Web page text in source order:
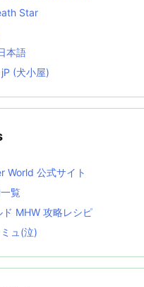
Star
本語
(犬小屋)
World 公式サイト
覧
MHW 攻略レシピ
ュ(泣)